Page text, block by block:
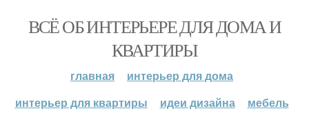
ВСЁ ОБ ИНТЕРЬЕРЕ ДЛЯ ДОМА И
КВАРТИРЫ
главная
интерьер для дома
интерьер для квартиры
идеи дизайна мебель